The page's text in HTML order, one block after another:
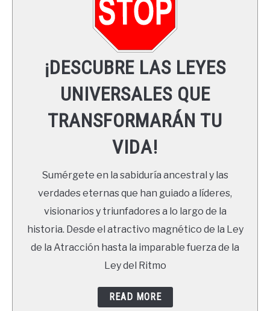
LEYES UNIVERSALES
RECURSOS
NEWSLETTER
¡DESCUBRE LAS LEYES
UNIVERSALES QUE
TRANSFORMARÁN TU
VIDA!
Sumérgete en la sabiduría ancestral y las
verdades eternas que han guiado a líderes,
visionarios y triunfadores a lo largo de la
historia. Desde el atractivo magnético de la Ley
de la Atracción hasta la imparable fuerza de la
Ley del Ritmo
READ MORE